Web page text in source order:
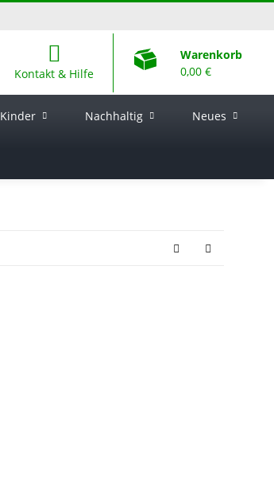
Kontakt & Hilfe
Warenkorb
0,00 €
Kinder Nachhaltig Neues